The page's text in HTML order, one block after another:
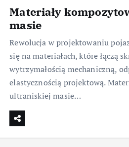
Materiały
masie
Rewolucja w projektowaniu
się na materiałach, które łączą
wytrzymałością mechaniczną,
elastycznością projektową.
ultraniskiej masie…